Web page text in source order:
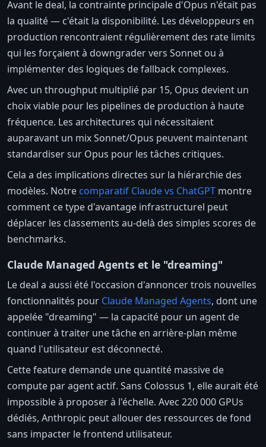
Avant le deal, la contrainte principale d'Opus n'était pas
la qualité — c'était la disponibilité. Les développeurs en
production rencontraient régulièrement des rate limits
qui les forçaient à downgrader vers Sonnet ou à
implémenter des logiques de fallback complexes.
Avec un throughput multiplié par 15, Opus devient un
choix viable pour les pipelines de production à haute
fréquence. Les architectures qui nécessitaient
auparavant un mix Sonnet/Opus peuvent maintenant
standardiser sur Opus pour les tâches critiques.
Cela a des implications directes sur la hiérarchie des
modèles. Notre comparatif Claude vs ChatGPT montre
comment ce type d'avantage infrastructurel peut
déplacer les classements au-delà des simples scores de
benchmarks.
Claude Managed Agents et le "dreaming"
Le deal a aussi été l'occasion d'annoncer trois nouvelles
fonctionnalités pour Claude Managed Agents, dont une
appelée "dreaming" — la capacité pour un agent de
continuer à traiter une tâche en arrière-plan même
quand l'utilisateur est déconnecté.
Cette feature demande une quantité massive de
compute par agent actif. Sans Colossus 1, elle aurait été
impossible à proposer à l'échelle. Avec 220 000 GPUs
dédiés, Anthropic peut allouer des ressources de fond
sans impacter le frontend utilisateur.